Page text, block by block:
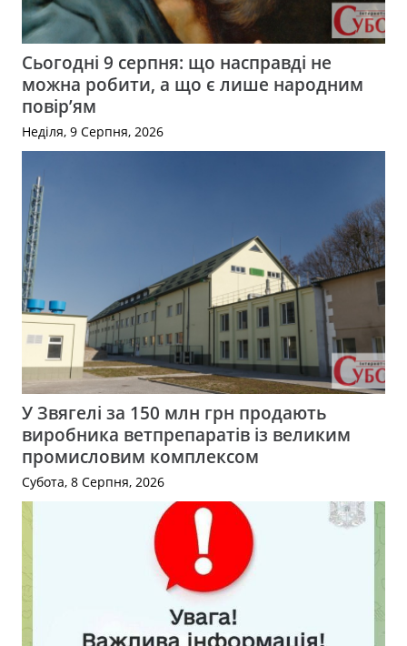
Сьогодні 9 серпня: що насправді не
можна робити, а що є лише народним
повір’ям
Неділя, 9 Серпня, 2026
У Звягелі за 150 млн грн продають
виробника ветпрепаратів із великим
промисловим комплексом
Субота, 8 Серпня, 2026